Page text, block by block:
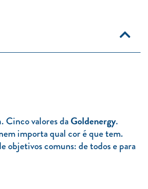
. Cinco valores daGoldenergy.
importa qual cor é que tem.
objetivos comuns: de todos e para